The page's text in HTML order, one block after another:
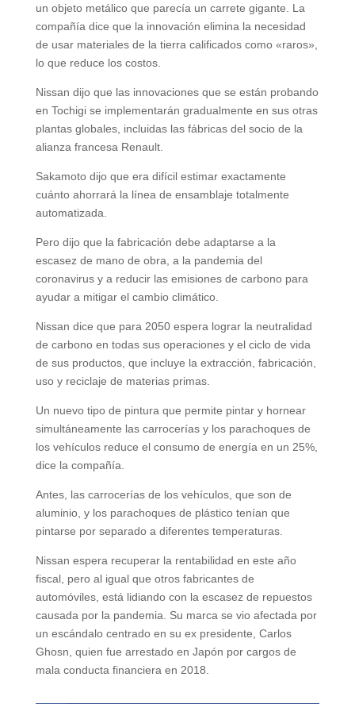
un objeto metálico que parecía un carrete gigante. La
compañía dice que la innovación elimina la necesidad
de usar materiales de la tierra calificados como «raros»,
lo que reduce los costos.
Nissan dijo que las innovaciones que se están probando
en Tochigi se implementarán gradualmente en sus otras
plantas globales, incluidas las fábricas del socio de la
alianza francesa Renault.
Sakamoto dijo que era difícil estimar exactamente
cuánto ahorrará la línea de ensamblaje totalmente
automatizada.
Pero dijo que la fabricación debe adaptarse a la
escasez de mano de obra, a la pandemia del
coronavirus y a reducir las emisiones de carbono para
ayudar a mitigar el cambio climático.
Nissan dice que para 2050 espera lograr la neutralidad
de carbono en todas sus operaciones y el ciclo de vida
de sus productos, que incluye la extracción, fabricación,
uso y reciclaje de materias primas.
Un nuevo tipo de pintura que permite pintar y hornear
simultáneamente las carrocerías y los parachoques de
los vehículos reduce el consumo de energía en un 25%,
dice la compañía.
Antes, las carrocerías de los vehículos, que son de
aluminio, y los parachoques de plástico tenían que
pintarse por separado a diferentes temperaturas.
Nissan espera recuperar la rentabilidad en este año
fiscal, pero al igual que otros fabricantes de
automóviles, está lidiando con la escasez de repuestos
causada por la pandemia. Su marca se vio afectada por
un escándalo centrado en su ex presidente, Carlos
Ghosn, quien fue arrestado en Japón por cargos de
mala conducta financiera en 2018.